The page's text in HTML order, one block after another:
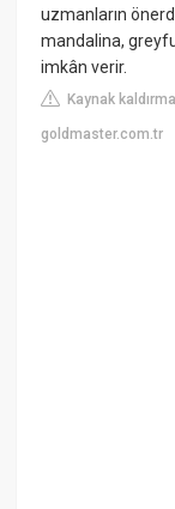
uzmanların
mandalina,
imkân verir.
Kaynak
goldmaster.com.tr